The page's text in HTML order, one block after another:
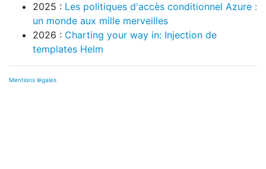
2025 : Les politiques d'accès conditionnel Azure :
un monde aux mille merveilles
2026 : Charting your way in: Injection de
templates Helm
Mentions légales